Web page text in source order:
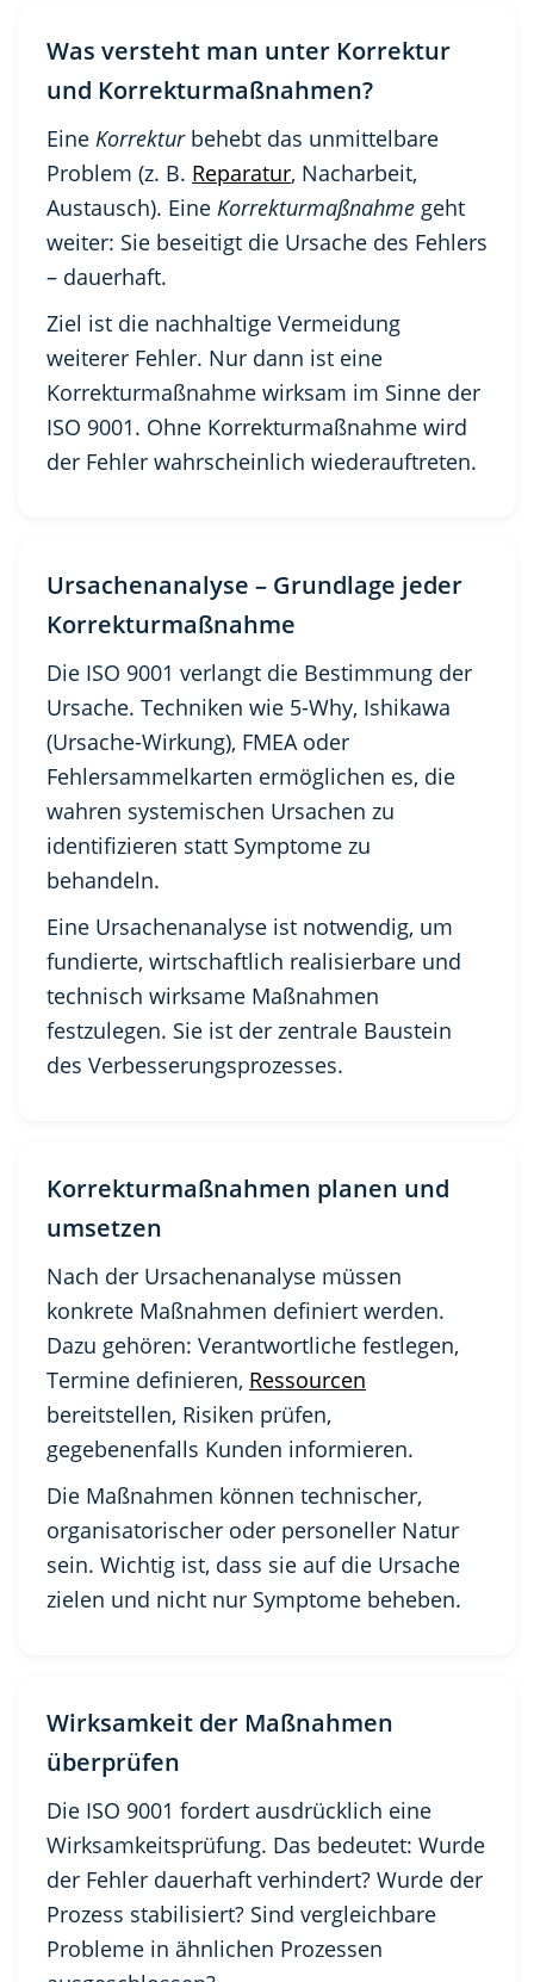
Was versteht man unter Korrektur
und Korrekturmaßnahmen?
Eine Korrekturbehebt das unmittelbare
Problem (z. B. Reparatur, Nacharbeit,
Austausch). Eine Korrekturmaßnahme geht
weiter: Sie beseitigt die Ursache des Fehlers
– dauerhaft.
Ziel ist die nachhaltige Vermeidung
weiterer Fehler. Nur dann ist eine
Korrekturmaßnahme wirksam im Sinne der
ISO 9001. Ohne Korrekturmaßnahme wird
der Fehler wahrscheinlich wiederauftreten.
Ursachenanalyse – Grundlage jeder
Korrekturmaßnahme
Die ISO 9001 verlangt die Bestimmung der
Ursache. Techniken wie 5-Why, Ishikawa
(Ursache-Wirkung), FMEA oder
Fehlersammelkarten ermöglichen es, die
wahren systemischen Ursachen zu
identifizieren statt Symptome zu
behandeln.
Eine Ursachenanalyse ist notwendig, um
fundierte, wirtschaftlich realisierbare und
technisch wirksame Maßnahmen
festzulegen. Sie ist der zentrale Baustein
des Verbesserungsprozesses.
Korrekturmaßnahmen planen und
umsetzen
Nach der Ursachenanalyse müssen
konkrete Maßnahmen definiert werden.
Dazu gehören: Verantwortliche festlegen,
Termine definieren, Ressourcen
bereitstellen, Risiken prüfen,
gegebenenfalls Kunden informieren.
Die Maßnahmen können technischer,
organisatorischer oder personeller Natur
sein. Wichtig ist, dass sie auf die Ursache
zielen und nicht nur Symptome beheben.
Wirksamkeit der Maßnahmen
überprüfen
Die ISO 9001 fordert ausdrücklich eine
Wirksamkeitsprüfung. Das bedeutet: Wurde
der Fehler dauerhaft verhindert? Wurde der
Prozess stabilisiert? Sind vergleichbare
Probleme in ähnlichen Prozessen